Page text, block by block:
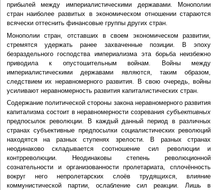
прибылей между империалистическими державами. Монополии
стран наиболее развитых в экономическом отношении стараются
всячески оттеснить финансовые группы других стран.
Монополии стран, отставших в своем экономическом развитии,
стремятся удержать ранее захваченные позиции. В эпоху
безраздельного господства империализма эта борьба неизбежно
приводила к опустошительным войнам. Войны между
империалистическими державами являются, таким образом,
следствием их неравномерного развития. В свою очередь, войны
усиливают неравномерность развития капиталистических стран.
Содержание политической стороны закона неравномерного развития
капитализма состоит в неравномерности созреваниясубъективных
предпосылок революции. В каждый данный период в различных
странах субъективные предпосылки социалистических революций
находятся на разных ступенях зрелости. В разных странах
неодинаково складывается соотношение сил революции и
контрреволюции. Неодинаковы степень революционной
сознательности и организованности пролетариата, сплочённость
вокруг него непролетарских слоёв трудящихся, влияние
коммунистической партии, ослабление сил реакции. Лишь в